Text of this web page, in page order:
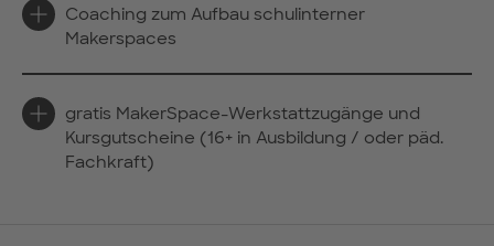
Coaching zum Aufbau schulinterner
Makerspaces
gratis MakerSpace-Werkstattzugänge und
Kursgutscheine (16+ in Ausbildung / oder päd.
Fachkraft)